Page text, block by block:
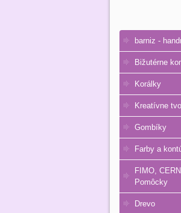
barniz -
Bižutérne
Korálky
Kreatívne
Gombíky
Farby a
FIMO,
Pomôcky
Drevo